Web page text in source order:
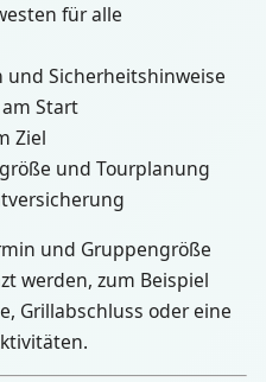
für alle
Sicherheitshinweise
Start
Ziel
und Tourplanung
und Gruppengröße
werden, zum Beispiel
Grillabschluss oder eine